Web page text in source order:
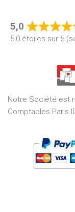
5,0
Rated
5,0
of
5
5,0 étoiles sur 5
Notre Société est
Comptables Paris